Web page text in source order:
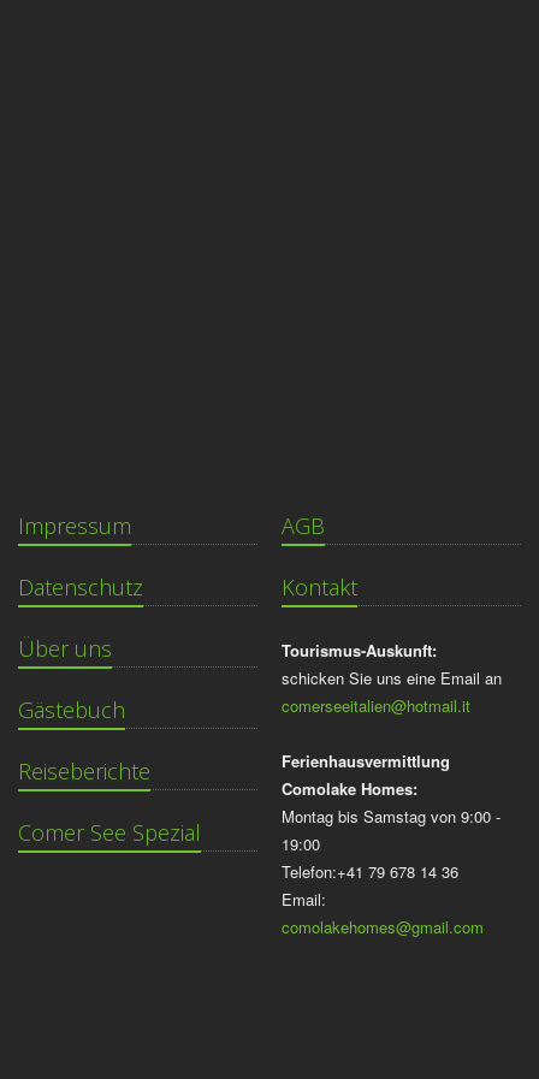
Impressum
Datenschutz
Über uns
Gästebuch
Reiseberichte
Comer See Spezial
AGB
Kontakt
Tourismus-Auskunft:
schicken Sie uns eine Email an
comerseeitalien@hotmail.it
Ferienhausvermittlung
Comolake Homes:
Montag bis Samstag von 9:00 -
19:00
Telefon:+41 79 678 14 36
Email:
comolakehomes@gmail.com